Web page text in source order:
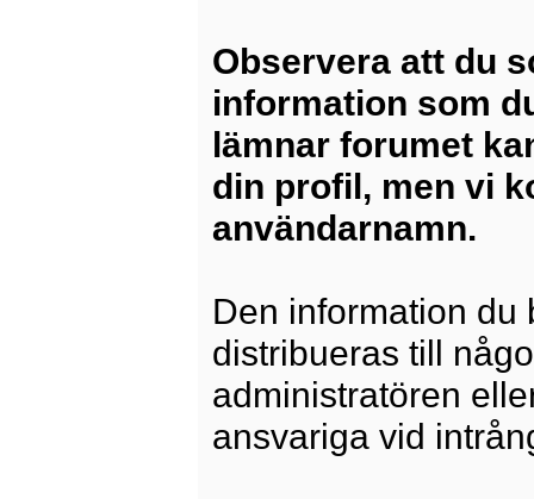
Observera att du
information som
lämnar forumet
din profil, men vi
användarnamn.
Den information du
distribueras till
administratören
ansvariga vid